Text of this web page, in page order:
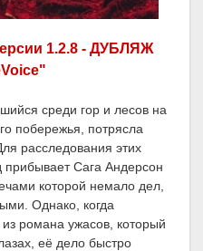
1.2.8 - ДУБЛЯЖ
среди гор и лесов на
побережья, потрясла
расследования этих
прибывает Сага Андерсон
которой немало дел,
Однако, когда
романа ужасов, который
её дело быстро